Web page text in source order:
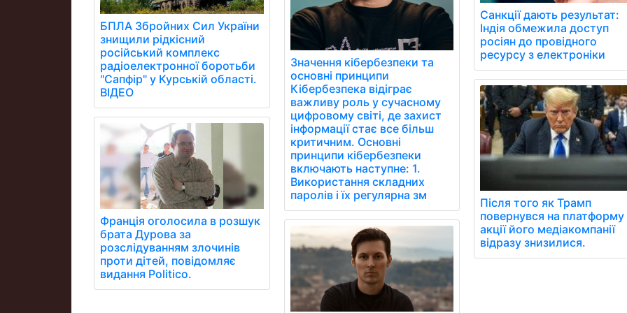
БПЛА Збройних Сил України
знищили рідкісний
російський комплекс
радіоелектронної боротьби
"Сапфір" у Курській області.
ВІДЕО
Франція оголосила в розшук
брата Дурова за
розслідуванням злочинів
проти дітей, повідомляє
видання Politico.
Значення кібербезпеки та
основні принципи
Кібербезпека відіграє
важливу роль у сучасному
цифровому світі, де захист
інформації стає все більш
критичним. Основні
принципи кібербезпеки
включають наступне: 1.
Використання складних
паролів і їх регулярна зм
Санкції дають результат:
Індія обмежила доступ
росіян до провідного
ресурсу з електроніки
Після того як Трамп
повернувся на
акції його медіакомпанії
відразу знизилися.